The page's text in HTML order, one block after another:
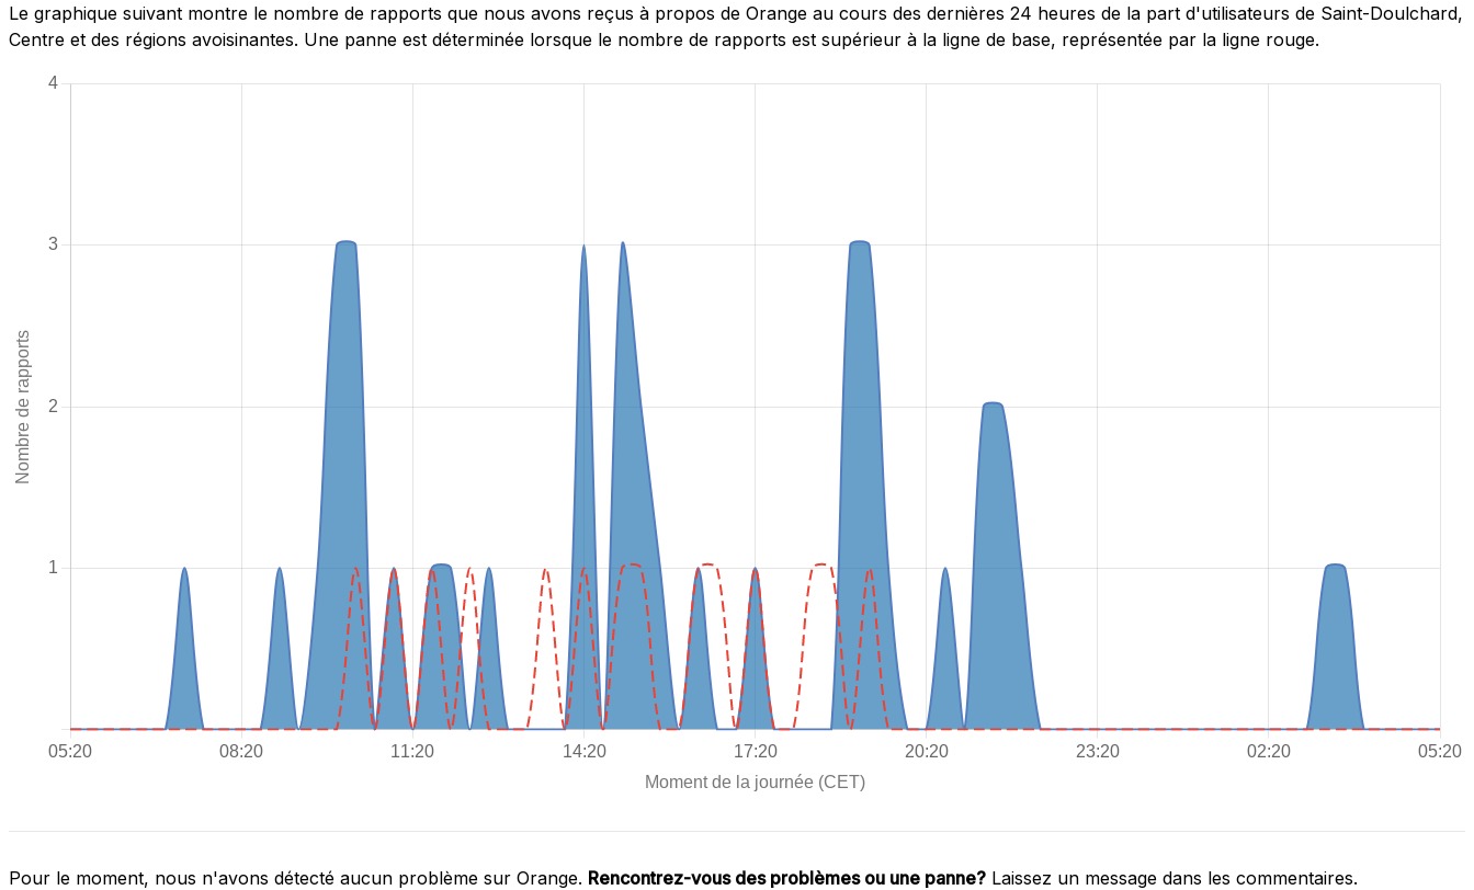
Le graphique suivant montre le nombre de rapports que nous avons reçus à propos de Orange au cours des dernières 24 heures de la part d'utilisateurs de Saint-Doulchard,
Centre et des régions avoisinantes. Une panne est déterminée lorsque le nombre de rapports est supérieur à la ligne de base, représentée par la ligne rouge.
Pour le moment, nous n'avons détecté aucun problème sur Orange. Rencontrez-vous des problèmes ou une panne? Laissez un message dans les commentaires.